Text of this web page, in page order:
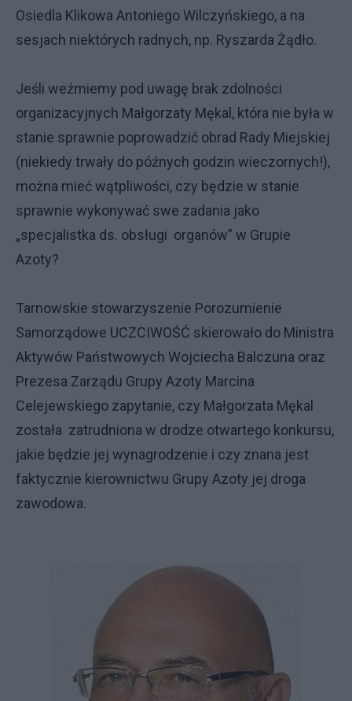
Osiedla Klikowa Antoniego Wilczyńskiego, a na
sesjach niektórych radnych, np. Ryszarda Żądło.
Jeśli weźmiemy pod uwagę brak zdolności
organizacyjnych Małgorzaty Mękal, która nie była w
stanie sprawnie poprowadzić obrad Rady Miejskiej
(niekiedy trwały do późnych godzin wieczornych!),
można mieć wątpliwości, czy będzie w stanie
sprawnie wykonywać swe zadania jako
„specjalistka ds. obsługi organów” w Grupie
Azoty?
Tarnowskie stowarzyszenie Porozumienie
Samorządowe UCZCIWOŚĆ skierowało do Ministra
Aktywów Państwowych Wojciecha Balczuna oraz
Prezesa Zarządu Grupy Azoty Marcina
Celejewskiego zapytanie, czy Małgorzata Mękal
została zatrudniona w drodze otwartego konkursu,
jakie będzie jej wynagrodzenie i czy znana jest
faktycznie kierownictwu Grupy Azoty jej droga
zawodowa.